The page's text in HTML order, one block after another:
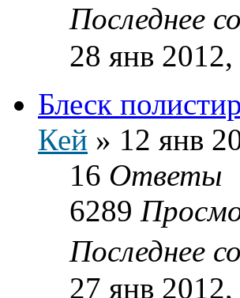
Последнее
28 янв
Блеск
Кей » 12 янв
16 Ответы
6289
Последнее
27 янв